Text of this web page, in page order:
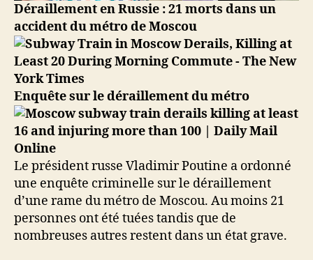
Déraillement en Russie : 21 morts dans un
accident du métro de Moscou
Enquête sur le déraillement du métro
Le président russe Vladimir Poutine a ordonné
une enquête criminelle sur le déraillement
d’une rame du métro de Moscou. Au moins 21
personnes ont été tuées tandis que de
nombreuses autres restent dans un état grave.